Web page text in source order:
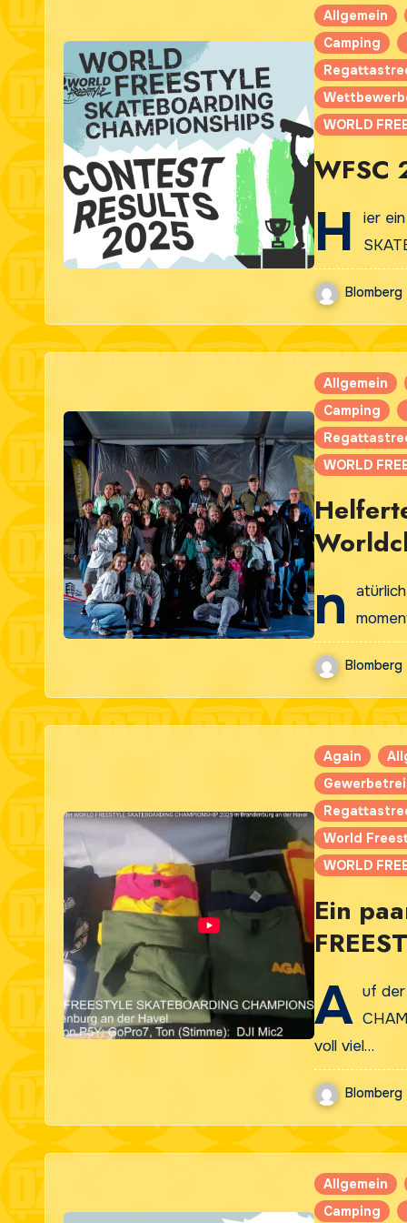
Allgemein
Camping
WORLD
WFSC
H
ier
Blomberg
Allgemein
Camping
WORLD
n
Blomberg
Again
World
WORLD
Ein
A uf der
voll viel…
Blomberg
Allgemein
Camping